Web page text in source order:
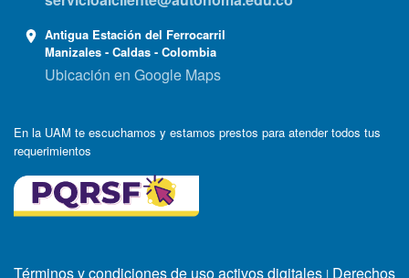
Antigua Estación del Ferrocarril
Manizales - Caldas - Colombia
Ubicación en Google Maps
En la UAM te escuchamos y estamos prestos para atender todos tus
requerimientos
Términos y condiciones de uso activos digitales | Derechos